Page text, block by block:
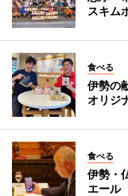
スキム
食べる
伊勢の
オリジ
食べる
伊勢・
エール